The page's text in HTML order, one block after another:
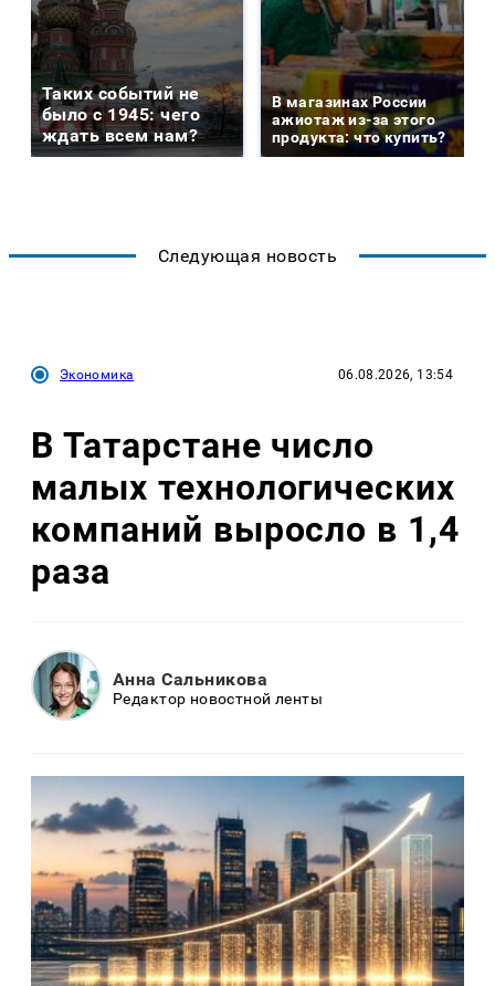
Таких событий не
было с 1945: чего
ждать всем нам?
В магазинах России
ажиотаж из-за этого
продукта: что купить?
Следующая новость
Экономика 06.08.2026, 13:54
В Татарстане число
малых технологических
компаний выросло в 1,4
раза
Анна Сальникова
Редактор новостной ленты